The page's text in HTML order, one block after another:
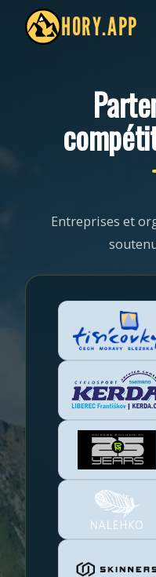
HORY.APP
Entreprises et